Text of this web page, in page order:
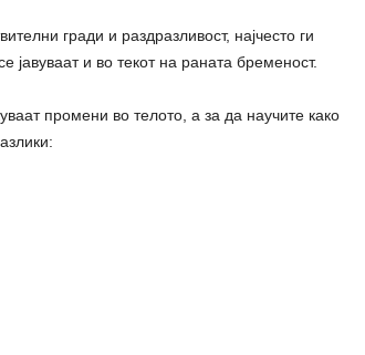
гради и раздразливост, најчесто ги
и во текот на раната бременост.
промени во телото, а за да научите како